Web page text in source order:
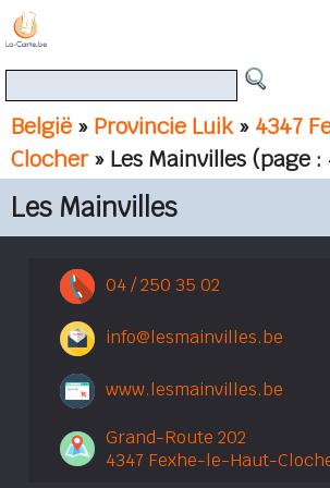
België » Provincie Luik» 4347
Clocher » Les Mainvilles (page :
Les Mainvilles
04 / 250 35 02
info@lesmainvilles.be
www.lesmainvilles.be
Grand-Route 202
4347 Fexhe-le-Haut-